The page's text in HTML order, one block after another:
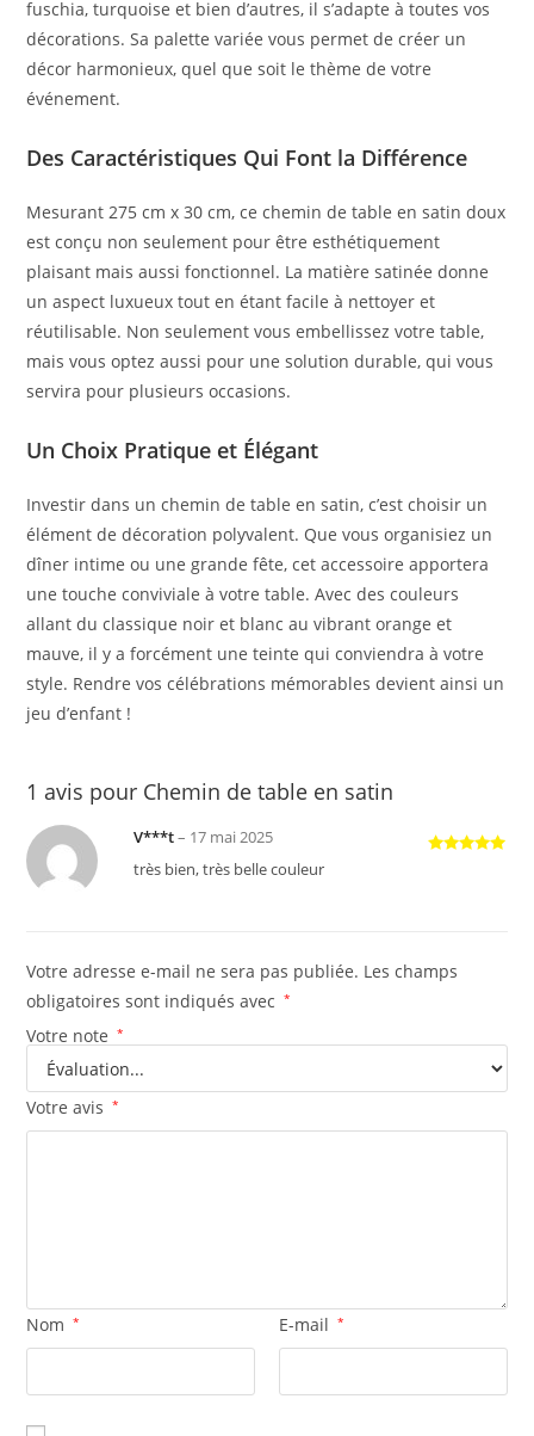
fuschia, turquoise et bien d’autres, il s’adapte à toutes vos
décorations. Sa palette variée vous permet de créer un
décor harmonieux, quel que soit le thème de votre
événement.
Des Caractéristiques Qui Font la Différence
Mesurant 275 cm x 30 cm, ce chemin de table en satin doux
est conçu non seulement pour être esthétiquement
plaisant mais aussi fonctionnel. La matière satinée donne
un aspect luxueux tout en étant facile à nettoyer et
réutilisable. Non seulement vous embellissez votre table,
mais vous optez aussi pour une solution durable, qui vous
servira pour plusieurs occasions.
Un Choix Pratique et Élégant
Investir dans un chemin de table en satin, c’est choisir un
élément de décoration polyvalent. Que vous organisiez un
dîner intime ou une grande fête, cet accessoire apportera
une touche conviviale à votre table. Avec des couleurs
allant du classique noir et blanc au vibrant orange et
mauve, il y a forcément une teinte qui conviendra à votre
style. Rendre vos célébrations mémorables devient ainsi un
jeu d’enfant !
1 avis pour Chemin de table en satin
V***t– 17 mai 2025
très bien, très belle couleur
Votre adresse e-mail ne sera pas publiée. Les champs
obligatoires sont indiqués avec
*
Votre note *
Votre avis *
Nom * E-mail *